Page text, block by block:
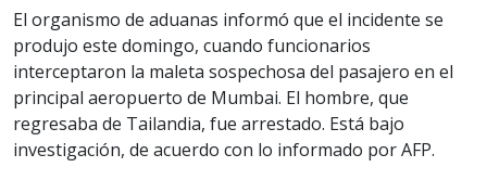
El organismo de aduanas informó que el incidente se
produjo este domingo, cuando funcionarios
interceptaron la maleta sospechosa del pasajero en el
principal aeropuerto de Mumbai. El hombre, que
regresaba de Tailandia, fue arrestado. Está bajo
investigación, de acuerdo con lo informado por AFP.